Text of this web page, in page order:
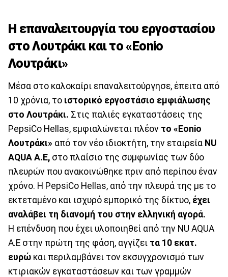
H επαναλειτουργία του εργοστασίου
στο Λουτράκι και το «Eonio
Λουτράκι»
Μέσα στο καλοκαίρι επαναλειτούργησε, έπειτα από
10 χρόνια, το ιστορικό εργοστάσιο εμφιάλωσης
στο Λουτράκι. Στις παλιές εγκαταστάσεις της
PepsiCo Hellas, εμφιαλώνεται πλέον το «Eonio
Λουτράκι» από τον νέο ιδιοκτήτη, την εταιρεία NU
AQUA Α.Ε, στο πλαίσιο της συμφωνίας των δύο
πλευρών που ανακοινώθηκε πριν από περίπου έναν
χρόνο. Η PepsiCo Hellas, από την πλευρά της με το
εκτεταμένο και ισχυρό εμπορικό της δίκτυο, έχει
αναλάβει τη διανομή του στην ελληνική αγορά.
Η επένδυση που έχει υλοποιηθεί από την NU AQUA
Α.Ε στην πρώτη της φάση, αγγίζει τα 10 εκατ.
ευρώ και περιλαμβάνει τον εκσυγχρονισμό των
κτιριακών εγκαταστάσεων και των γραμμών